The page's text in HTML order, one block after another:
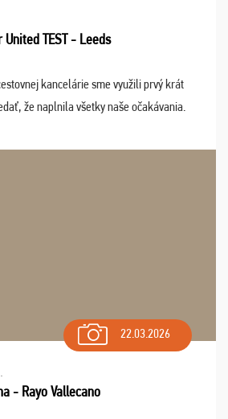
United TEST - Leeds
kancelárie sme využili prvý krát
že naplnila všetky naše očakávania.
(milí, profesionálni ...
22.03.2026
- Rayo Vallecano